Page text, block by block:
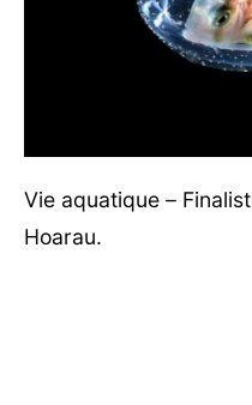
Vie aquatique –
Hoarau.